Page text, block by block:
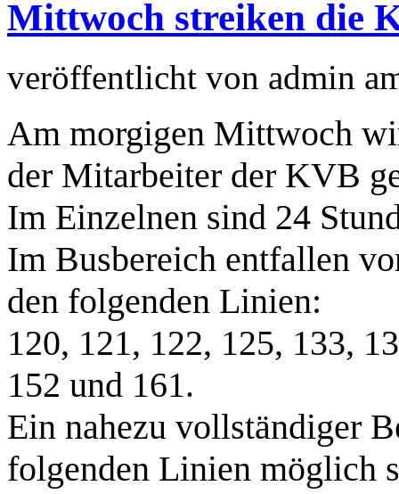
Mittwoch streiken die
veröffentlicht von admin
Am morgigen Mittwoch
der Mitarbeiter der KVB
Im Einzelnen sind 24
Im Busbereich entfallen
den folgenden Linien:
120, 121, 122, 125, 133,
152 und 161.
Ein nahezu vollständiger
folgenden Linien möglich